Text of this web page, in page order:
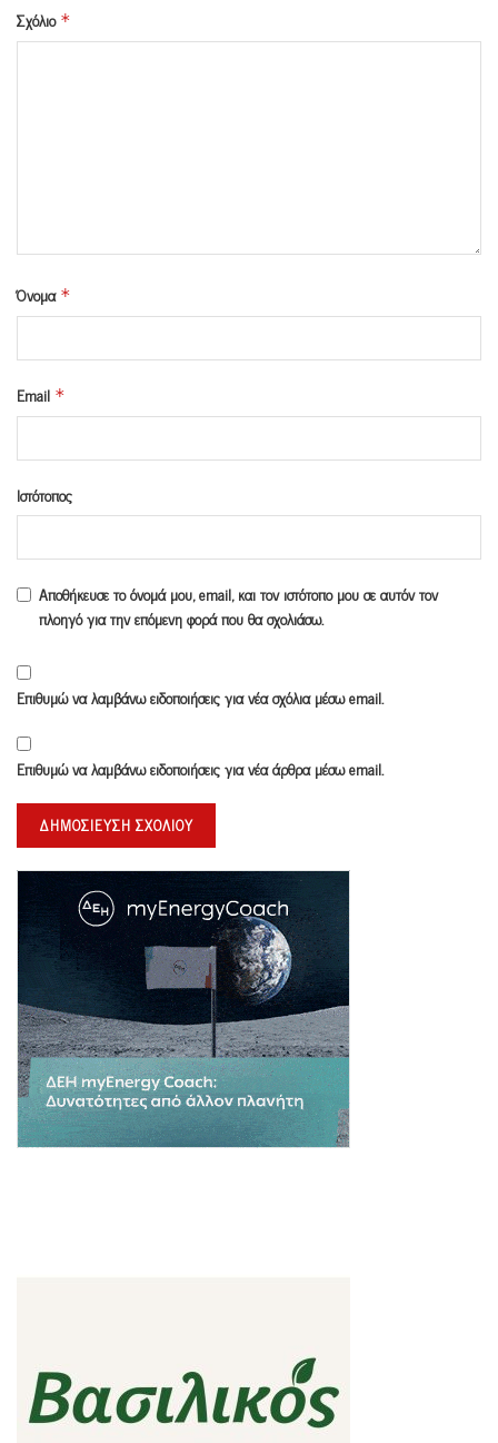
Σχόλιο *
Όνομα *
Email *
Ιστότοπος
Αποθήκευσε το όνομά μου, email, και τον ιστότοπο μου σε αυτόν τον
πλοηγό για την επόμενη φορά που θα σχολιάσω.
Επιθυμώ να λαμβάνω ειδοποιήσεις για νέα σχόλια μέσω email.
Επιθυμώ να λαμβάνω ειδοποιήσεις για νέα άρθρα μέσω email.